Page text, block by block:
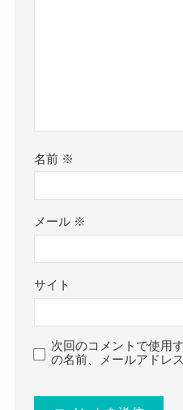
名前 ※
メール ※
サイト
次回のコメントで使用
の名前、メールアドレ